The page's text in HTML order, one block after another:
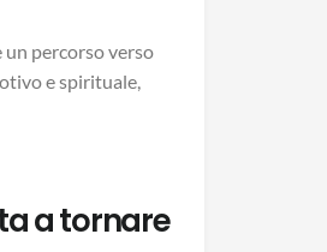
un percorso verso
e spirituale,
a tornare